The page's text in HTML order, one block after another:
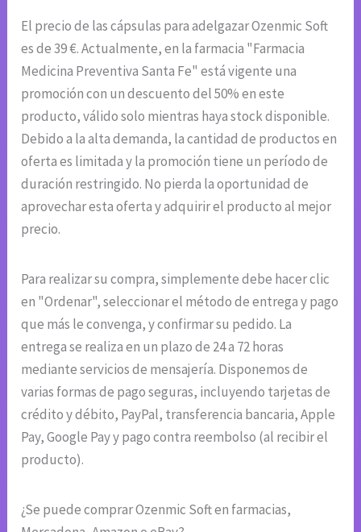
El precio de las cápsulas para adelgazar Ozenmic Soft
es de 39 €. Actualmente, en la farmacia "Farmacia
Medicina Preventiva Santa Fe" está vigente una
promoción con un descuento del 50% en este
producto, válido solo mientras haya stock disponible.
Debido a la alta demanda, la cantidad de productos en
oferta es limitada y la promoción tiene un período de
duración restringido. No pierda la oportunidad de
aprovechar esta oferta y adquirir el producto al mejor
precio.
Para realizar su compra, simplemente debe hacer clic
en "Ordenar", seleccionar el método de entrega y pago
que más le convenga, y confirmar su pedido. La
entrega se realiza en un plazo de 24 a 72 horas
mediante servicios de mensajería. Disponemos de
varias formas de pago seguras, incluyendo tarjetas de
crédito y débito, PayPal, transferencia bancaria, Apple
Pay, Google Pay y pago contra reembolso (al recibir el
producto).
¿Se puede comprar Ozenmic Soft en farmacias,